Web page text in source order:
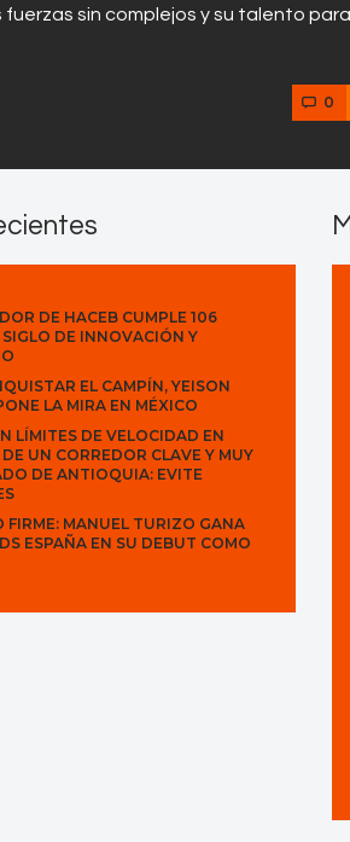
fuerzas sin complejos y su talento
0
DE HACEB CUMPLE 106
DE INNOVACIÓN Y
EL CAMPÍN, YEISON
LA MIRA EN MÉXICO
LÍMITES DE VELOCIDAD EN
UN CORREDOR CLAVE Y MUY
DE ANTIOQUIA: EVITE
FIRME: MANUEL TURIZO GANA
ESPAÑA EN SU DEBUT COMO